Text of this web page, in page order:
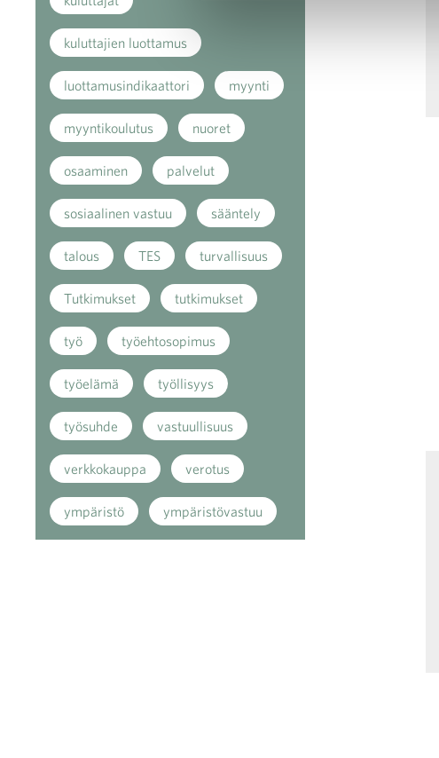
kuluttajien luottamus
luottamusindikaattori myynti
myyntikoulutus nuoret
osaaminen palvelut
sosiaalinen vastuu sääntely
talous TES turvallisuus
Tutkimukset tutkimukset
työ työehtosopimus
työelämä työllisyys
työsuhde vastuullisuus
verkkokauppa verotus
ympäristö ympäristövastuu